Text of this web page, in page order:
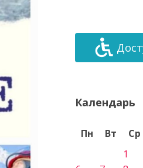
Календарь
Пн Вт Ср
1